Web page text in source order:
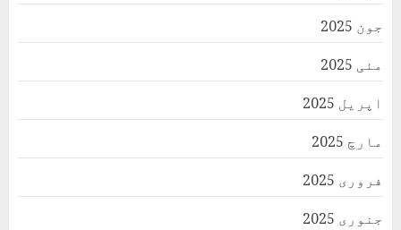
جون 2025
مئی 2025
اپریل 2025
مارچ 2025
فروری 2025
جنوری 2025